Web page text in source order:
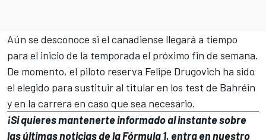
Aún se desconoce si el canadiense llegará a tiempo
para el inicio de la temporada el próximo fin de semana.
De momento, el piloto reserva Felipe Drugovich ha sido
el elegido para sustituir al titular en los test de Bahréin
y en la carrera en caso que sea necesario.
¡Si quieres mantenerte informado al instante sobre
las últimas noticias de la Fórmula 1, entra ennuestro